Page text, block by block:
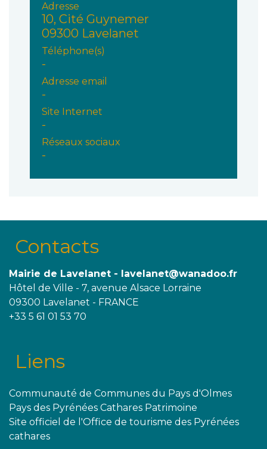
Adresse
10, Cité Guynemer
09300 Lavelanet
Téléphone(s)
-
Adresse email
-
Site Internet
-
Réseaux sociaux
-
Contacts
Mairie de Lavelanet - lavelanet@wanadoo.fr
Hôtel de Ville - 7, avenue Alsace Lorraine
09300 Lavelanet - FRANCE
+33 5 61 01 53 70
Liens
Communauté de Communes du Pays d'Olmes
Pays des Pyrénées Cathares Patrimoine
Site officiel de l'Office de tourisme des Pyrénées
cathares